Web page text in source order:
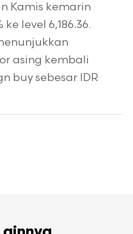
Kamis kemarin
level 6,186.36.
asing kembali
buy sebesar IDR